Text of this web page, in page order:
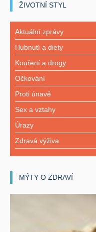
ŽIVOTNÍ STYL
Aktuální zprávy
Hubnutí a diety
Kouření a drogy
Očkování
Proti únavě
Sex a vztahy
Úrazy
Zdravá výživa
MÝTY O ZDRAVÍ